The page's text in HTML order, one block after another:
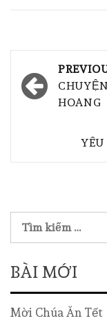
HOANG
BÀI MỚI
Mời Chúa Ăn Tết